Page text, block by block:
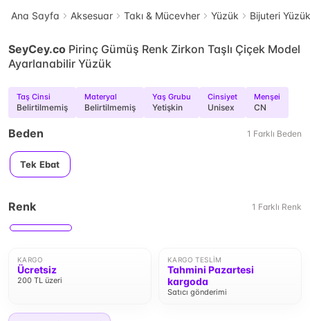
Ana Sayfa Aksesuar Takı & Mücevher Yüzük Bijuteri Yüzük
SeyCey.co Pirinç Gümüş Renk Zirkon Taşlı Çiçek Model
Ayarlanabilir Yüzük
Taş Cinsi
Belirtilmemiş
Materyal
Belirtilmemiş
Yaş Grubu
Yetişkin
Cinsiyet
Unisex
Menşei
CN
Beden 1 Farklı Beden
Tek Ebat
Renk 1 Farklı Renk
KARGO
Ücretsiz
200 TL üzeri
KARGO TESLIM
Tahmini Pazartesi
kargoda
Satıcı gönderimi